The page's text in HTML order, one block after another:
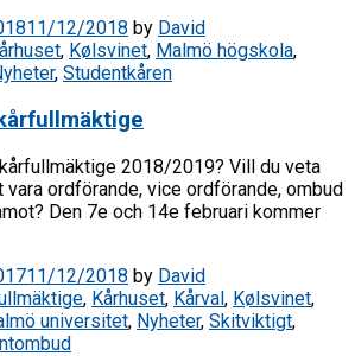
11/12/2018 by David
, Kølsvinet, Malmö högskola,
, Studentkåren
2018/2019? Vill du veta
vara ordförande, vice ordförande, ombud
Den 7e och 14e februari kommer
11/12/2018 by David
, Kårhuset, Kårval, Kølsvinet,
universitet, Nyheter, Skitviktigt,